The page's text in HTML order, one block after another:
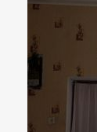
Раб.